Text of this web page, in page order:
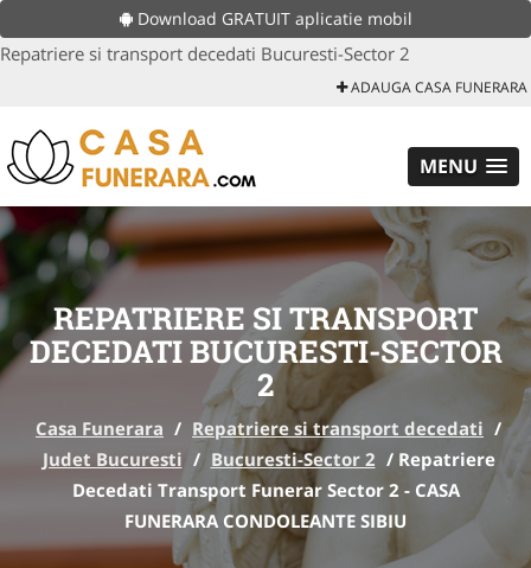
Download GRATUIT aplicatie mobil
Repatriere si transport decedati Bucuresti-Sector 2
ADAUGA CASA FUNERARA
MENU
REPATRIERE SI TRANSPORT
DECEDATI BUCURESTI-SECTOR
2
Casa Funerara / Repatriere si transport decedati /
Judet Bucuresti / Bucuresti-Sector 2 / Repatriere
Decedati Transport Funerar Sector 2 - CASA
FUNERARA CONDOLEANTE SIBIU